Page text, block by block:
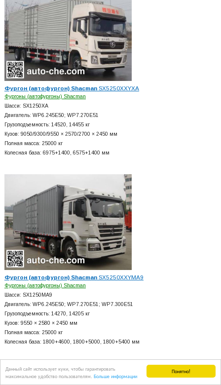
Понятно!
Данный сайт использует куки, чтобы гарантировать
максимальное удобство пользователям. Больше информации
Фургон (автофургон) ShacmanSX5250XXYXA
Фургоны (автофургоны) Shacman
Шасси: SX1250XA
Двигатель: WP6.245E50; WP7.270E51
Грузоподъемность: 14520, 14455 кг
Кузов: 9050/9300/9550 × 2570/2700 × 2450 мм
Полная масса: 25000 кг
Колесная база: 6975+1400, 6575+1400 мм
Фургон (автофургон) ShacmanSX5250XXYMA9
Фургоны (автофургоны) Shacman
Шасси: SX1250MA9
Двигатель: WP6.245E50; WP7.270E51; WP7.300E51
Грузоподъемность: 14270, 14205 кг
Кузов: 9550 × 2580 × 2450 мм
Полная масса: 25000 кг
Колесная база: 1800+4600, 1800+5000, 1800+5400 мм